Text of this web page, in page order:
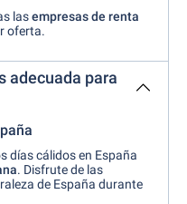
lasempresas de renta
oferta.
adecuada para
días cálidos en España
. Disfrute de las
de España durante